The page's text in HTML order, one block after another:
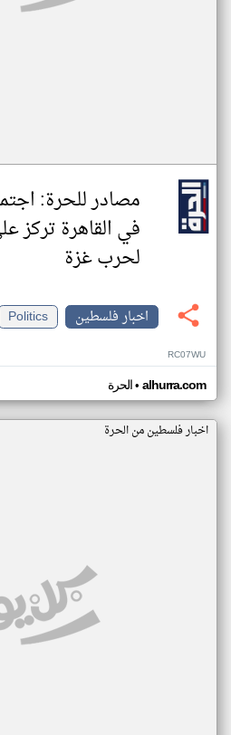
مصادر للحرة:
في القاهرة تركز
لحرب غزة
اخبار فلسطين
Politics
RC07WU
الحرة• alhurra.com
اخبار فلسطين من الحرة